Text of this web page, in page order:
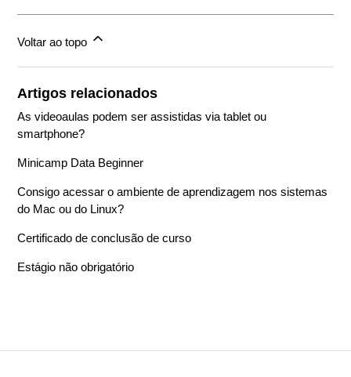
Voltar ao topo
Artigos relacionados
As videoaulas podem ser assistidas via tablet ou
smartphone?
Minicamp Data Beginner
Consigo acessar o ambiente de aprendizagem nos sistemas
do Mac ou do Linux?
Certificado de conclusão de curso
Estágio não obrigatório